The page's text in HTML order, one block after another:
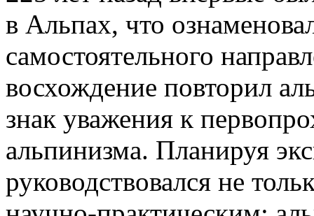
в Альпах, что
самостоятельного
восхождение повторил
знак уважения к
альпинизма. Планируя
руководствовался не